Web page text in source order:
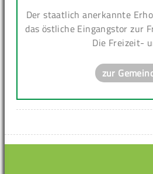
Der staatlich anerkannte
das östliche Eingangstor zur
Die Freizeit-
zur